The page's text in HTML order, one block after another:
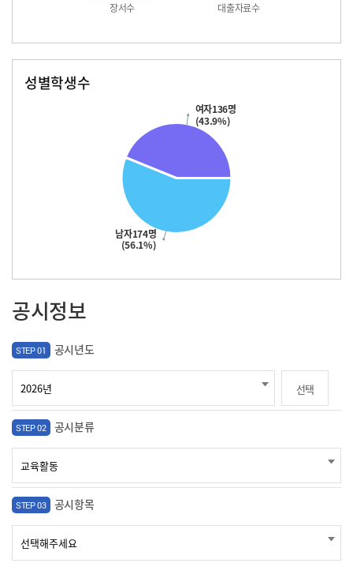
장서수 대출자료수
성별학생수
남자174명
(56.1%)
여자136명
(43.9%)
공시정보
STEP 01 공시년도
선택
STEP 02 공시분류
STEP 03 공시항목